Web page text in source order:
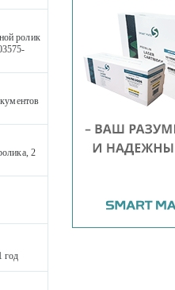
ролик
2
год